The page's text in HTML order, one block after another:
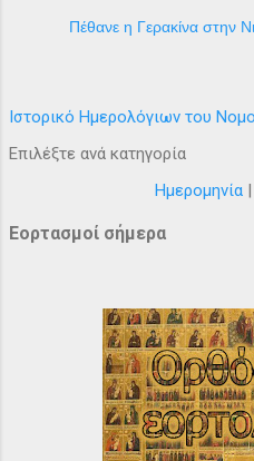
Πέθανε η Γερακίνα στην
Ιστορικό Ημερολόγιων του
Επιλέξτε ανά κατηγορία
Ημερομηνία |
Εορτασμοί σήμερα